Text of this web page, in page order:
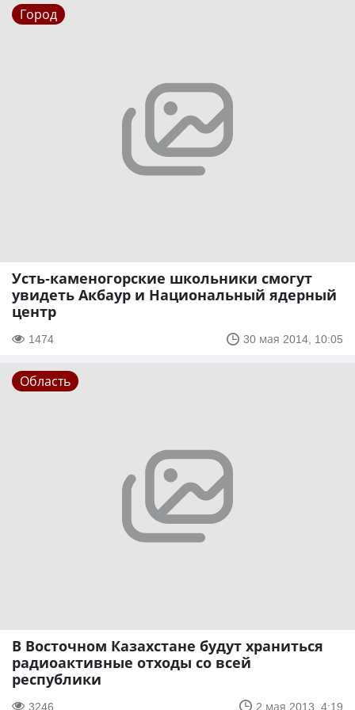
Город
Усть-каменогорские школьники смогут
увидеть Акбаур и Национальный ядерный
центр
1474 30 мая 2014, 10:05
Область
В Восточном Казахстане будут храниться
радиоактивные отходы со всей
республики
3246 2 мая 2013, 4:19